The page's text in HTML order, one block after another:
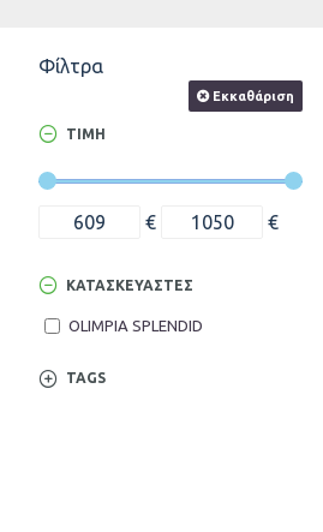
Φίλτρα
Εκκαθάριση
ΤΙΜΉ
€ €
ΚΑΤΑΣΚΕΥΑΣΤΈΣ
OLIMPIA SPLENDID
TAGS